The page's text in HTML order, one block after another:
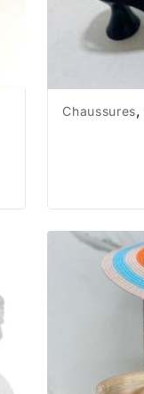
Chaussures,